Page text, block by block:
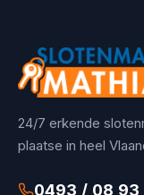
24/7 erkende
plaatse in heel
0493 / 08 93